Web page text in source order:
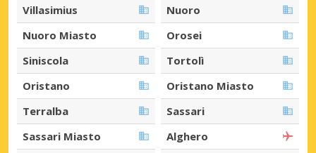
Villasimius
Nuoro
Nuoro Miasto
Orosei
Siniscola
Tortolì
Oristano
Oristano Miasto
Terralba
Sassari
Sassari Miasto
Alghero